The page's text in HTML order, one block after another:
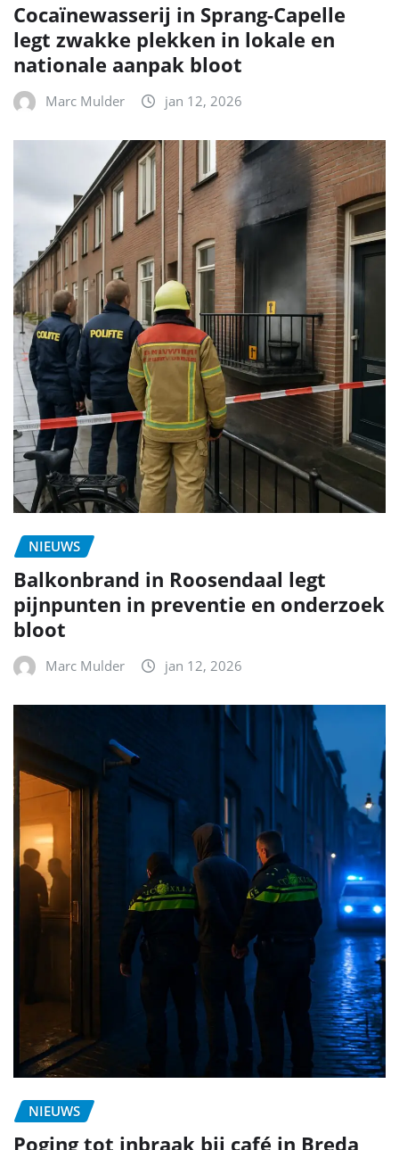
Cocaïnewasserij in Sprang-Capelle
legt zwakke plekken in lokale en
nationale aanpak bloot
Marc Mulder jan 12, 2026
NIEUWS
Balkonbrand in Roosendaal legt
pijnpunten in preventie en onderzoek
bloot
Marc Mulder jan 12, 2026
NIEUWS
Poging tot inbraak bij café in Breda